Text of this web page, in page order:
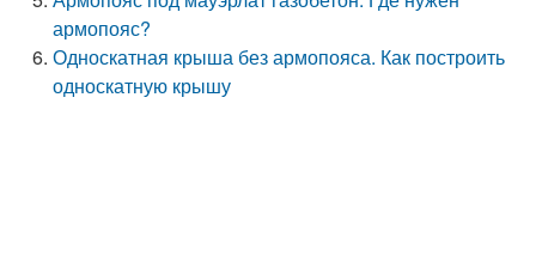
армопояс?
Односкатная крыша без армопояса. Как построить
односкатную крышу